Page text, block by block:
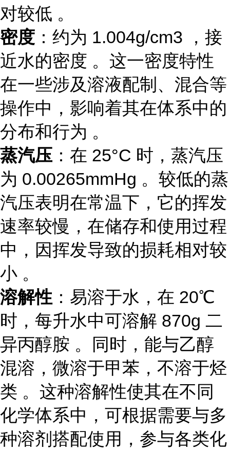
对较低 。
密度 ：约为 1.004g/cm3 ，接
近水的密度 。这一密度特性
在一些涉及溶液配制、混合等
操作中，影响着其在体系中的
分布和行为 。
蒸汽压 ：在 25°C 时，蒸汽压
为 0.00265mmHg 。较低的蒸
汽压表明在常温下，它的挥发
速率较慢，在储存和使用过程
中，因挥发导致的损耗相对较
小 。
溶解性 ：易溶于水，在 20℃
时，每升水中可溶解 870g 二
异丙醇胺 。同时，能与乙醇
混溶，微溶于甲苯，不溶于烃
类 。这种溶解性使其在不同
化学体系中，可根据需要与多
种溶剂搭配使用，参与各类化